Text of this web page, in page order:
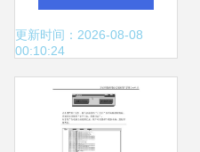
术开发
更新时间：2026-08-08
00:10:24